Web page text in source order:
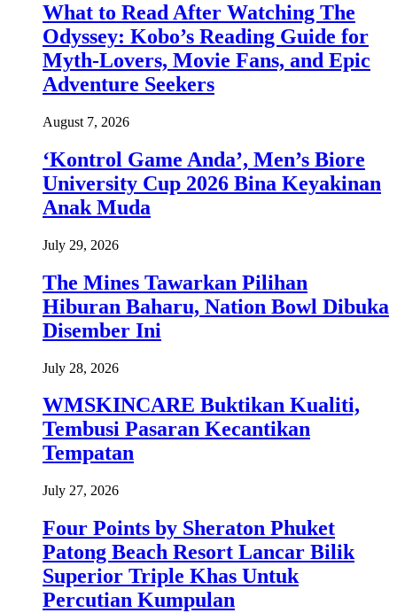
What to Read After Watching The
Odyssey: Kobo’s Reading Guide for
Myth-Lovers, Movie Fans, and Epic
Adventure Seekers
August 7, 2026
‘Kontrol Game Anda’, Men’s Biore
University Cup 2026 Bina Keyakinan
Anak Muda
July 29, 2026
The Mines Tawarkan Pilihan
Hiburan Baharu, Nation Bowl Dibuka
Disember Ini
July 28, 2026
WMSKINCARE Buktikan Kualiti,
Tembusi Pasaran Kecantikan
Tempatan
July 27, 2026
Four Points by Sheraton Phuket
Patong Beach Resort Lancar Bilik
Superior Triple Khas Untuk
Percutian Kumpulan